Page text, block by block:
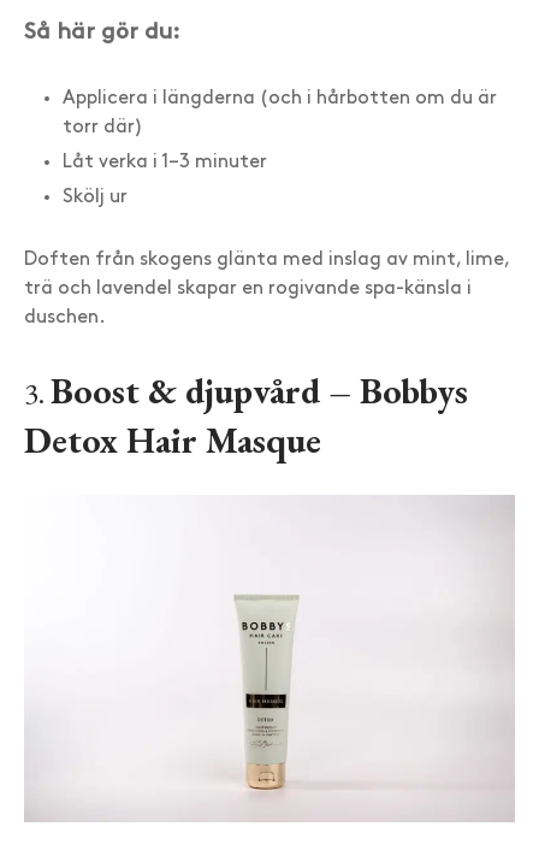
Så här gör du:
Applicera i längderna (och i hårbotten om du är
torr där)
Låt verka i 1–3 minuter
Skölj ur
Doften från skogens glänta med inslag av mint, lime,
trä och lavendel skapar en rogivande spa-känsla i
duschen.
3.Boost & djupvård – Bobbys
Detox Hair Masque